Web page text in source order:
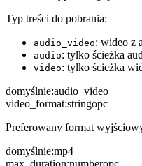
Typ treści do pobrania:
audio_video: wideo z
audio: tylko ścieżka
video: tylko ścieżka
domyślnie:audio_video
video_format:stringopc
Preferowany format
domyślnie:mp4
max_duration:numberopc